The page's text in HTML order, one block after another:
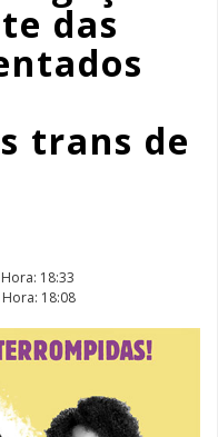
das
trans de
18:33
18:08